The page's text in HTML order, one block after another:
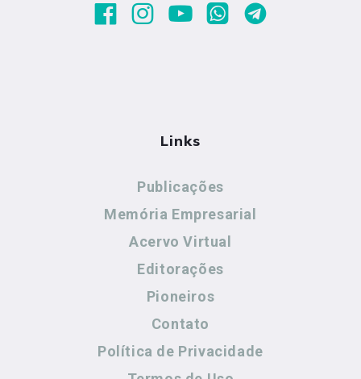
Links
Publicações
Memória Empresarial
Acervo Virtual
Editorações
Pioneiros
Contato
Política de Privacidade